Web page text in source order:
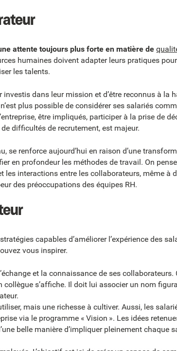
attente toujours plus forte en matière de
humaines doivent adapter leurs pratiques
les talents.
investis dans leur mission et d’être reconnus à la
plus possible de considérer ses salariés
être impliqués, participer à la prise de
difficultés de recrutement, est majeur.
se renforce aujourd’hui en raison d’une
en profondeur les méthodes de travail. On
interactions entre les collaborateurs, même à
des préoccupations des équipes RH.
capables d’améliorer l’expérience des
vous inspirer.
et la connaissance de ses collaborateurs.
collègue s’affiche. Il doit lui associer un nom
mais une richesse à cultiver. Aussi, les
via le programme « Vision ». Les idées
belle manière d’impliquer pleinement chaque